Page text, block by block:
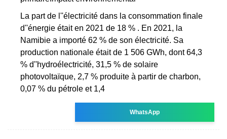
La part de l''électricité dans la consommation finale
d''énergie était en 2021 de 18 % . En 2021, la
Namibie a importé 62 % de son électricité. Sa
production nationale était de 1 506 GWh, dont 64,3
% d''hydroélectricité, 31,5 % de solaire
photovoltaïque, 2,7 % produite à partir de charbon,
0,07 % du pétrole et 1,4
WhatsApp